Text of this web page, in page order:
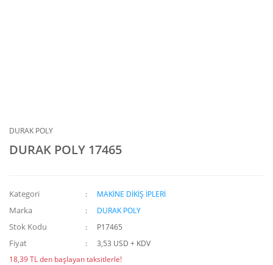
DURAK POLY
DURAK POLY 17465
Kategori MAKİNE DİKİŞ İPLERİ
Marka DURAK POLY
Stok Kodu P17465
Fiyat
3,53 USD + KDV
18,39 TL den başlayan taksitlerle!